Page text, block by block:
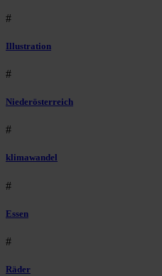
#
Illustration
#
Niederösterreich
#
klimawandel
#
Essen
#
Räder